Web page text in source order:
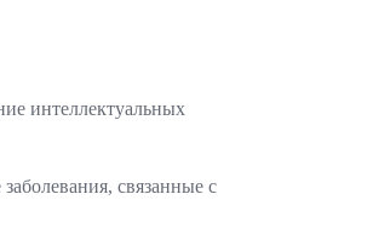
интеллектуальных
связанные с